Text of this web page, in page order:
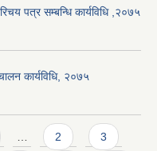
पत्र सम्बन्धि कार्यविधि ,२०७५
कार्यविधि, २०७५
… 2 3